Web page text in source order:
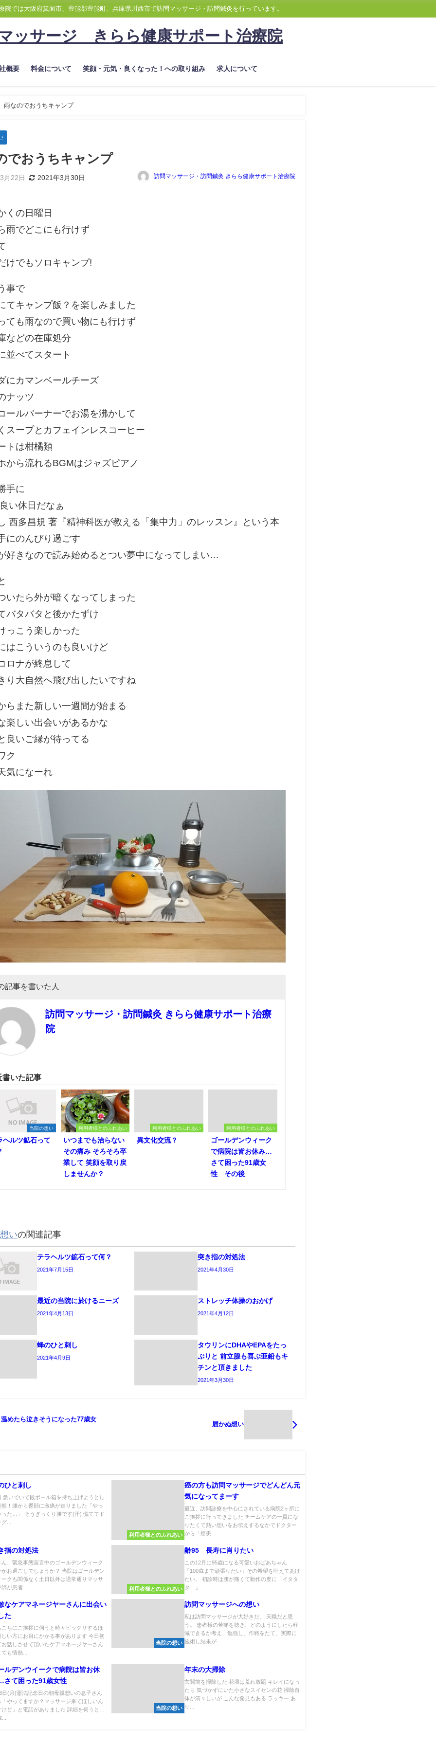
院では大阪府箕面市、豊能郡豊能町、兵庫県川西市で訪問マッサージ・訪問鍼灸を行っています。
ッサージ きらら健康サポート治療院
概要 料金について 笑顔・元気・良くなった！への取り組み 求人について
雨なのでおうちキャンプ
でおうちキャンプ
月22日 2021年3月30日 訪問マッサージ・訪問鍼灸 きらら健康サポート治療院
くの日曜日
雨でどこにも行けず
けでもソロキャンプ!
事で
てキャンプ飯？を楽しみました
ても雨なので買い物にも行けず
などの在庫処分
並べてスタート
にカマンベールチーズ
ナッツ
ールバーナーでお湯を沸かして
スープとカフェインレスコーヒー
トは柑橘類
から流れるBGMはジャズピアノ
手に
い休日だなぁ
西多昌規 著『精神科医が教える「集中力」のレッスン』という本
にのんびり過ごす
好きなので読み始めるとつい夢中になってしまい…
いたら外が暗くなってしまった
バタバタと後かたずけ
っこう楽しかった
はこういうのも良いけど
ロナが終息して
り大自然へ飛び出したいですね
らまた新しい一週間が始まる
楽しい出会いがあるかな
良いご縁が待ってる
ク
気になーれ
記事を書いた人
訪問マッサージ・訪問鍼灸 きらら健康サポート治療
院
書いた記事
当院の想い
ヘルツ鉱石って
利用者様とのふれあい
いつまでも治らない
その痛み そろそろ卒
業して 笑顔を取り戻
しませんか？
利用者様とのふれあい
異文化交流？
利用者様とのふれあい
ゴールデンウィーク
で病院は皆お休み…
さて困った91歳女
性 その後
いの関連記事
テラヘルツ鉱石って何？
2021年7月15日
突き指の対処法
2021年4月30日
最近の当院に於けるニーズ
2021年4月13日
ストレッチ体操のおかげ
2021年4月12日
蜂のひと刺し
2021年4月9日
タウリンにDHAやEPAをたっ
ぷりと 前立腺も喜ぶ亜鉛もキ
チンと頂きました
2021年3月30日
めたら泣きそうになった77歳女
届かぬ想い
ひと刺し
急いでいて段ボール箱を持ち上げようとし
然！腰から臀部に激痛が走りました「やっ
った…」 そうぎっくり腰です(汗) 慌ててド
...
利用者様とのふれあい
癌の方も訪問マッサージでどんどん元
気になってまーす
最近、訪問診療を中心にされている病院2ヶ所に
ご挨拶に行ってきました チームケアの一員にな
りたくて熱い想いをお伝えするなかでドクター
から「癌患...
指の対処法
ん、緊急事態宣言中のゴールデンウィーク
がお過ごしでしょうか？ 当院はゴールデン
ークも関係なく土日以外は通常通りマッサ
が患者...
利用者様とのふれあい
齢95 長寿に肖りたい
この12月に95歳になる可愛いおばあちゃん
「100歳まで頑張りたい」その希望を叶えてあげ
たい。 初診時は腰が痛くて動作の度に「イタタ
タ…」...
なケアマネージヤーさんに出会い
た
こちにご挨拶に伺うと時々ビックリするほ
しい方にお目にかかる事があります 今日初
お話しさせて頂いたケアマネージヤーさん
も情熱...
当院の想い
訪問マッサージへの想い
私は訪問マッサージが大好きだ。 天職だと思
う。 患者様の苦痛を聴き、どのようにしたら軽
減できるか考え、勉強し、作戦をたて、実際に
施術し結果が...
ルデンウイークで病院は皆お休
さて困った91歳女性
日(月)憲法記念日の朝母親想いの息子さん
「やってますか？マッサージ来てほしいん
けど」と電話がありました 詳細を伺うと…
当院の想い
年末の大掃除
玄関前を掃除した 花壇は荒れ放題 キレイになっ
たら 気づかずにいた小さなスイセンの花 掃除自
体が清々しいが こんな発見もある ラッキー あ
り...